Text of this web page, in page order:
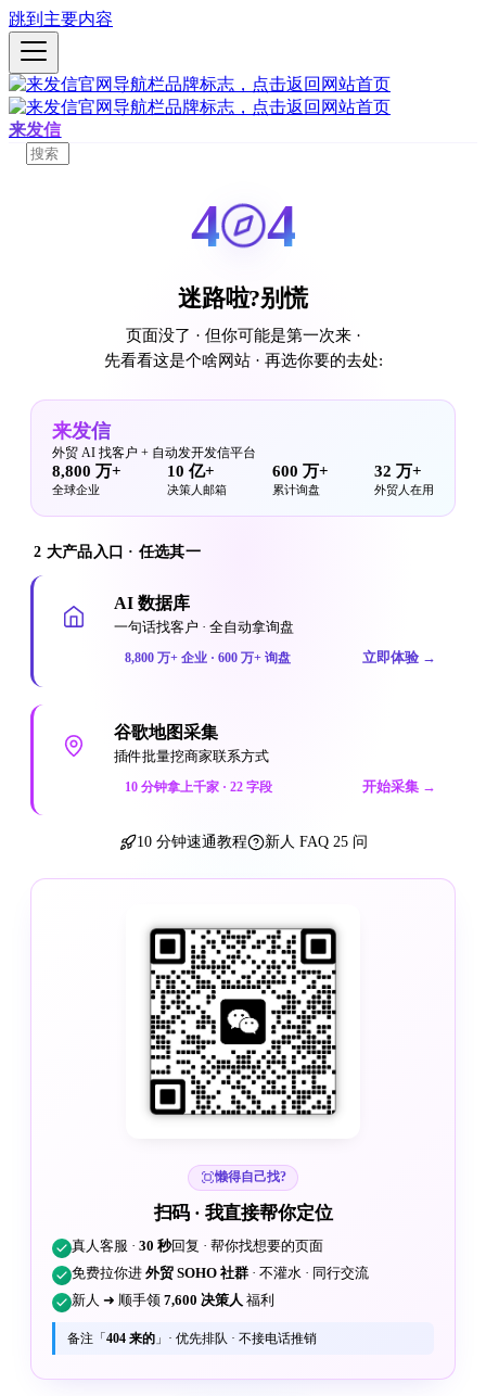
跳到主要内容
来发信
4 4
迷路啦?别慌
页面没了 · 但你可能是第一次来 ·
先看看这是个啥网站 · 再选你要的去处:
来发信
外贸 AI 找客户 + 自动发开发信平台
8,800 万+
全球企业
10 亿+
决策人邮箱
600 万+
累计询盘
32 万+
外贸人在用
2 大产品入口 · 任选其一
AI 数据库
一句话找客户 · 全自动拿询盘
8,800 万+ 企业 · 600 万+ 询盘 立即体验 →
谷歌地图采集
插件批量挖商家联系方式
10 分钟拿上千家 · 22 字段 开始采集 →
10 分钟速通教程 新人 FAQ 25 问
懒得自己找?
扫码 · 我直接帮你定位
真人客服 ·30 秒回复 · 帮你找想要的页面
免费拉你进外贸 SOHO 社群 · 不灌水 · 同行交流
新人 ➜ 顺手领7,600 决策人 福利
备注「404 来的 」· 优先排队 · 不接电话推销